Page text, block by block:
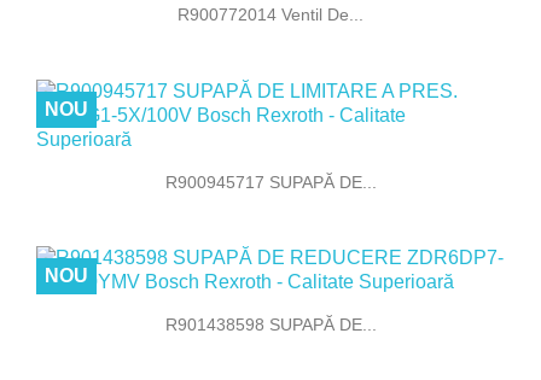
R900772014 Ventil De...
R900945717 SUPAPĂ DE...
NOU
R901438598 SUPAPĂ DE...
NOU